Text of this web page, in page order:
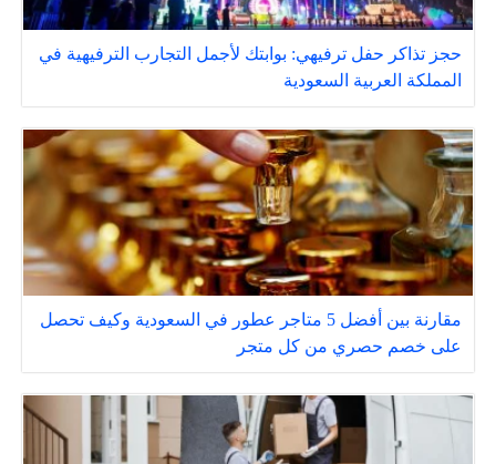
حجز تذاكر حفل ترفيهي: بوابتك لأجمل التجارب الترفيهية في
المملكة العربية السعودية
مقارنة بين أفضل 5 متاجر عطور في السعودية وكيف تحصل
على خصم حصري من كل متجر